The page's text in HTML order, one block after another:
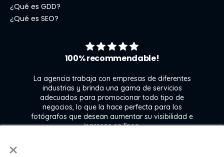
×
¿Qué es GDD?
¿Qué es SEO?
100% recommendable!
La agencia trabaja con empresas de diferentes
industrias y brinda una gama de servicios
adecuados para promocionar todo tipo de
negocios, lo que la hace perfecta para los
fotógrafos que desean aumentar su visibilidad e
ingresos en línea.